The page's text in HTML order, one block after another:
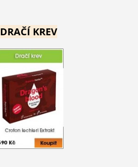
DRAČÍ KREV